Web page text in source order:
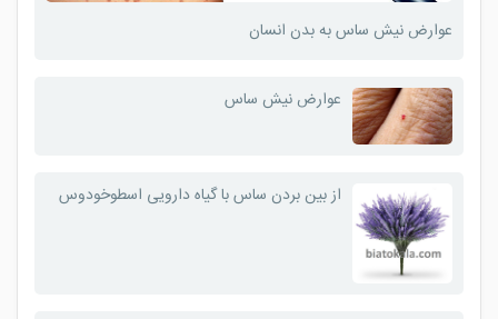
عوارض نیش ساس به بدن انسان
عوارض نیش ساس
از بین بردن ساس با گیاه دارویی اسطوخودوس